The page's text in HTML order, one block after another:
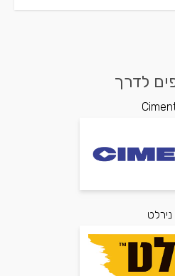
לדרך
נירלט